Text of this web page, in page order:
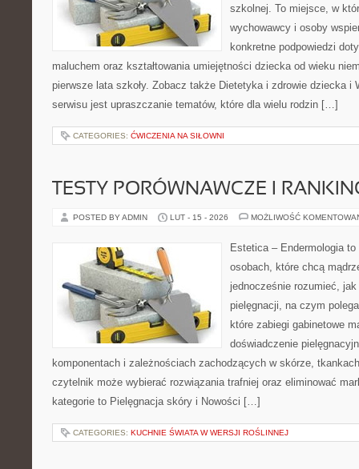
szkolnej. To miejsce, w
wychowawcy i osoby
konkretne podpowiedzi
maluchem oraz kształtowania umiejętności dziecka od wieku
pierwsze lata szkoły. Zobacz także Dietetyka i zdrowie dziecka i
serwisu jest upraszczanie tematów, które dla wielu rodzin […]
CATEGORIES: ĆWICZENIA NA SIŁOWNI
TESTY PORÓWNAWCZE I
POSTED BY ADMIN LUT - 15 - 2026 MOŻLIWOŚĆ
Estetica – Endermologia
osobach, które chcą
jednocześnie rozumieć, jak
pielęgnacji, na czym
które zabiegi gabinetowe
doświadczenie
komponentach i zależnościach zachodzących w skórze,
czytelnik może wybierać rozwiązania trafniej oraz eliminować
kategorie to Pielęgnacja skóry i Nowości […]
CATEGORIES: KUCHNIE ŚWIATA W WERSJI ROŚLINNEJ